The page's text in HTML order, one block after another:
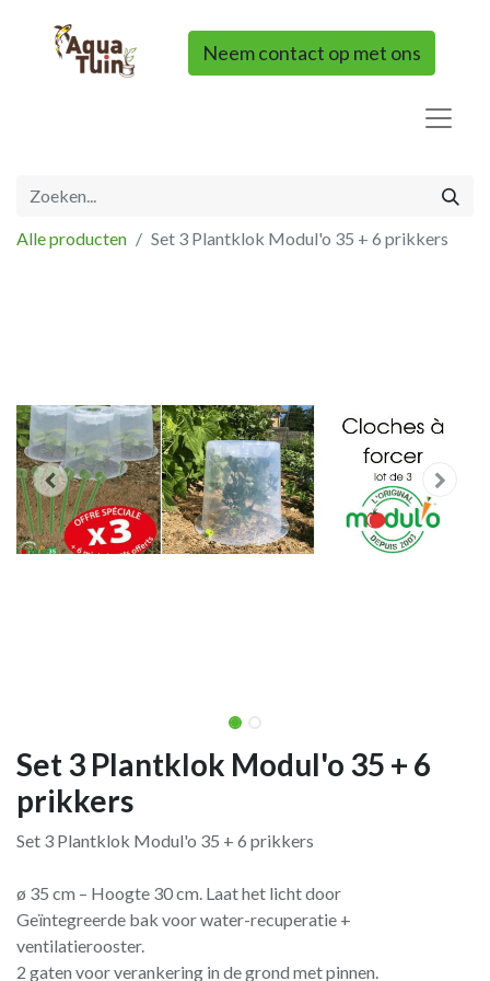
Neem contact op met ons
Alle producten Set 3 Plantklok Modul'o 35 + 6 prikkers
Set 3 Plantklok Modul'o 35 + 6
prikkers
Set 3 Plantklok Modul'o 35 + 6 prikkers
ø 35 cm – Hoogte 30 cm. Laat het licht door
Geïntegreerde bak voor water-recuperatie +
ventilatierooster.
2 gaten voor verankering in de grond met pinnen.